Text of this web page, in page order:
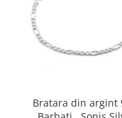
Bratara din argint